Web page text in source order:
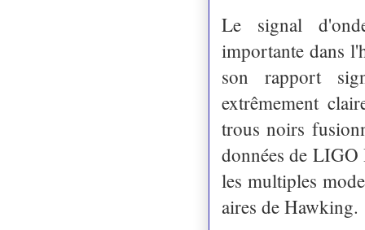
Le signal
importante dans
son rapport
extrêmement
trous noirs
données de
les multiples
aires de Hawking.